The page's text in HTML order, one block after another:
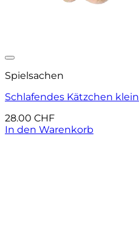
Spielsachen
Schlafendes Kätzchen klein
28.00 CHF
In den Warenkorb